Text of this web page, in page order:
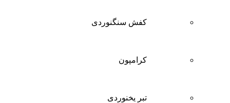
کفش سنگنوردی
کرامپون
تبر یخنوردی